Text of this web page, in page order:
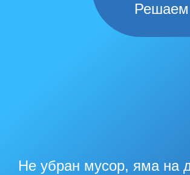
Не убран мусор, яма на